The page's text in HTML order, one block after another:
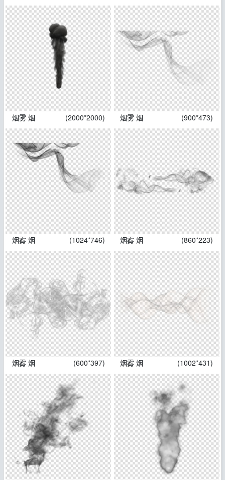
烟雾 烟 (2000*2000) 烟雾 烟 (900*473)
烟雾 烟 (1024*746) 烟雾 烟 (860*223)
烟雾 烟 (600*397) 烟雾 烟 (1002*431)